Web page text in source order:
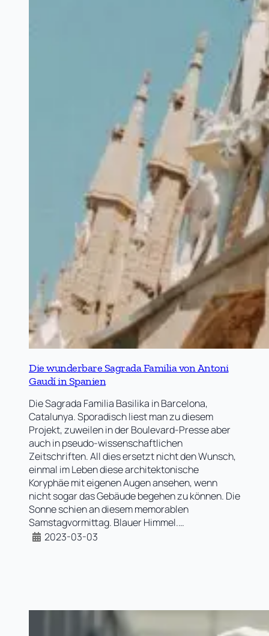
Die wunderbare Sagrada Familia von Antoni
Gaudí in Spanien
Die Sagrada Familia Basilika in Barcelona,
Catalunya. Sporadisch liest man zu diesem
Projekt, zuweilen in der Boulevard-Presse aber
auch in pseudo-wissenschaftlichen
Zeitschriften. All dies ersetzt nicht den Wunsch,
einmal im Leben diese architektonische
Koryphäe mit eigenen Augen ansehen, wenn
nicht sogar das Gebäude begehen zu können. Die
Sonne schien an diesem memorablen
Samstagvormittag. Blauer Himmel.…
2023-03-03